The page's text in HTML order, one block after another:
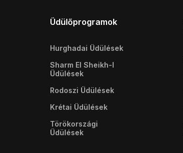
Üdülőprogramok
Hurghadai Üdülések
Sharm El Sheikh-I
Üdülések
Rodoszi Üdülések
Krétai Üdülések
Törökországi
Üdülések